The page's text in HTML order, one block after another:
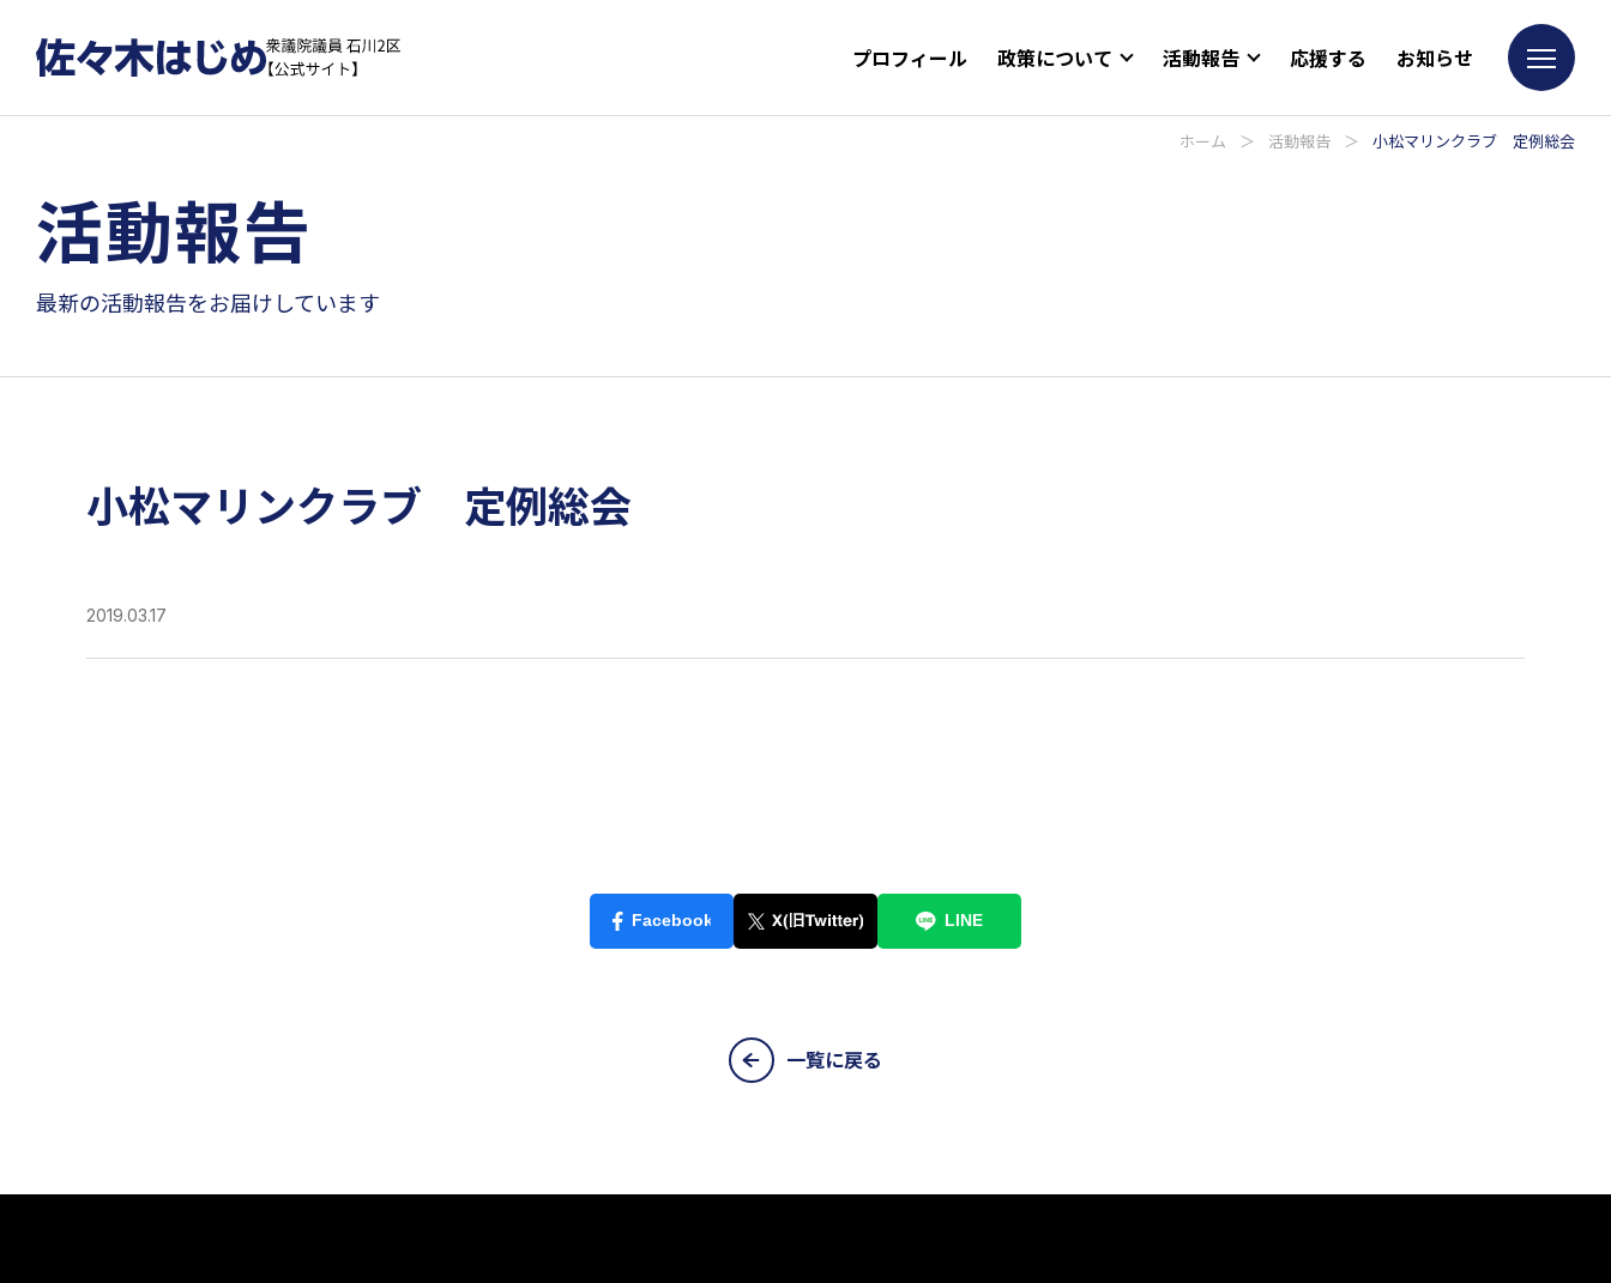
プロフィール 政策について 活動報告 応援する お知らせ
ホーム ＞ 活動報告 ＞ 小松マリンクラブ 定例総会
活動報告
最新の活動報告をお届けしています
小松マリンクラブ 定例総会
2019.03.17
一覧に戻る